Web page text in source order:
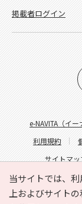
当サイトでは、
上およびサイト
e-NAVITA（イ
利用規約
サイトマッ
掲載者ログイン